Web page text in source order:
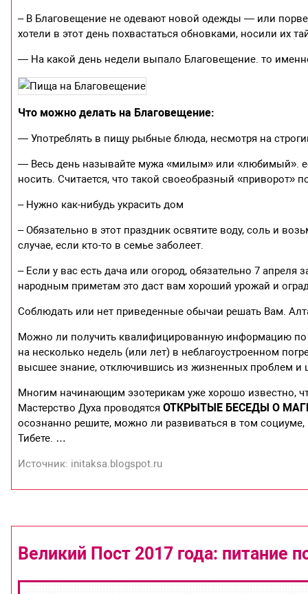
– В Благовещение не одевают новой одежды — или
хотели в этот день похвастаться обновками, носили их
— На какой день недели выпало Благовещение. то
Что можно делать на Благовещение:
— Употреблять в пищу рыбные блюда, несмотря на
— Весь день называйте мужа «милым» или «любимый».
носить. Считается, что такой своеобразный
– Нужно как-нибудь украсить дом
– Обязательно в этот праздник освятите воду, соль и
случае, если кто-то в семье заболеет.
– Если у вас есть дача или огород, обязательно 7
народным приметам это даст вам хороший урожай и
Соблюдать или нет приведенные обычаи решать Вам.
Можно ли получить квалифицированную информацию по
на несколько недель (или лет) в неблагоустроенном
высшее знание, отключившись из жизненных проблем и
Многим начинающим эзотерикам уже хорошо известно,
Мастерство Духа проводятсяОТКРЫТЫЕ БЕСЕДЫ О
осознанно решите, можно ли развиваться в том
Тибете. …
Источник: initaksa.blogspot.ru
Великий Пост 2017 года: питание